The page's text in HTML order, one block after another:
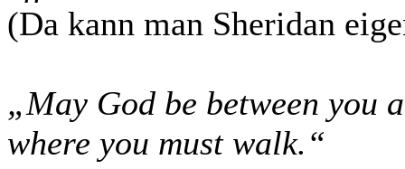
(Da kann man Sheridan
„May God be between you
where you must walk.“